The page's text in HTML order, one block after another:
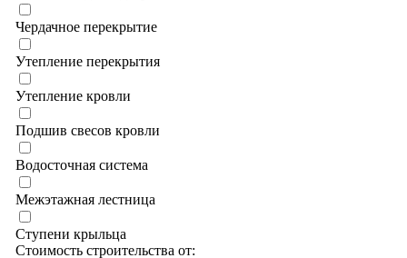
Чердачное перекрытие
Утепление перекрытия
Утепление кровли
Подшив свесов кровли
Водосточная система
Межэтажная лестница
Ступени крыльца
Стоимость строительства от: